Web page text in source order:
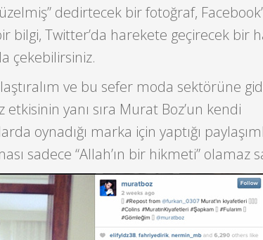
dedirtecek bir fotoğraf,
bilgi, Twitter’da harekete geçirecek bir
çekebilirsiniz.
ve bu sefer moda sektörüne
etkisinin yanı sıra Murat Boz’un kendi
oynadığı marka için yaptığı
sadece “Allah’ın bir hikmeti” olamaz